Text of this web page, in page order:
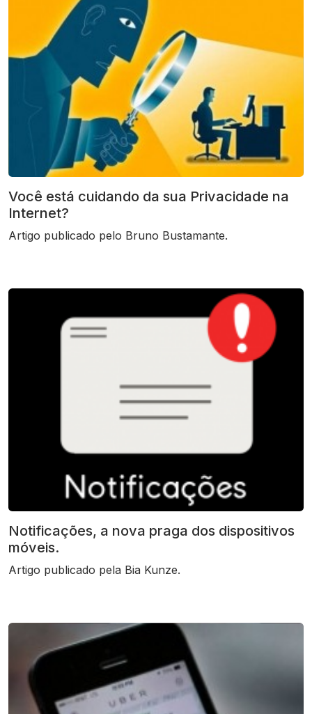
Você está cuidando da sua Privacidade na
Internet?
Artigo publicado pelo Bruno Bustamante.
Notificações, a nova praga dos dispositivos
móveis.
Artigo publicado pela Bia Kunze.